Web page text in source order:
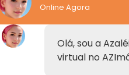
Online Agora
Olá, sou a
virtual no
Institucional